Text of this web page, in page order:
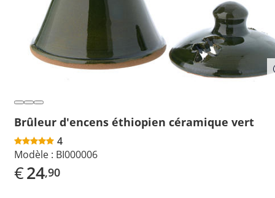
Brûleur d'encens éthiopien céramique vert
4
Modèle : BI000006
€24,90